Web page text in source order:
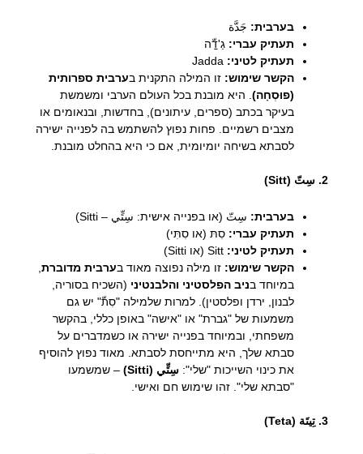
בערבית: جَدَّة
תעתיק עברי: גַ'דַّה
תעתיק לטיני:
הקשר שימוש: זו המילה התקנית בערבית ספרותית
(פוּסְחָה). היא מובנת בכל העולם הערבי ומשמשת
בעיקר בכתב (ספרים, עיתונים), בחדשות, ובנאומים או
מצבים רשמיים. פחות נפוץ להשתמש בה לפנייה ישירה
לסבתא בשיחה יומיומית, אם כי היא בהחלט מובנת.
2. سِتّ (Sitt)
בערבית: سِتّ (או בפנייה אישית: سِتِّي – Sitti)
תעתיק עברי: סִתּ (או סִתִּי)
תעתיק לטיני:
הקשר שימוש: זו מילה נפוצה מאוד בערבית מדוברת,
במיוחד בניב הפלסטיני והלבנטיני (השכיח בסוריה,
לבנון, ירדן ופלסטין). למרות שלמילה "סִתّ" יש גם
משמעות של "גברת" או "אישה" באופן כללי, בהקשר
משפחתי, ובמיוחד בפנייה ישירה או כשמדברים על
סבתא שלך, היא מתייחסת לסבתא. מאוד נפוץ להוסיף
את כינוי השייכות "שלי": سِتِّي (Sitti)
– שמשמעו
"סבתא שלי". זהו שימוש חם ואישי.
3. تِيتَة (Teta)